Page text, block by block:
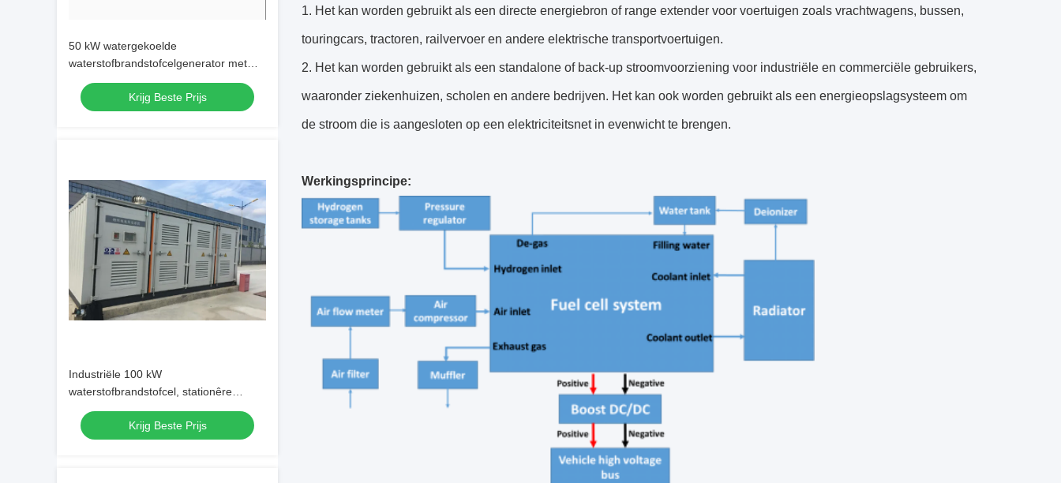
50 kW watergekoelde
waterstofbrandstofcelgenerator met
nulvervuiling voor schone
energieoplossingenKrijg Beste Prijs
Industriële 100 kW
waterstofbrandstofcel, stationêre
energiecentrale.
Krijg Beste Prijs
1. Het kan worden gebruikt als een directe energiebron of range extender voor voertuigen zoals vrachtwagens, bussen,
touringcars, tractoren, railvervoer en andere elektrische transportvoertuigen.
2. Het kan worden gebruikt als een standalone of back-up stroomvoorziening voor industriële en commerciële gebruikers,
waaronder ziekenhuizen, scholen en andere bedrijven. Het kan ook worden gebruikt als een energieopslagsysteem om
de stroom die is aangesloten op een elektriciteitsnet in evenwicht te brengen.
Werkingsprincipe: